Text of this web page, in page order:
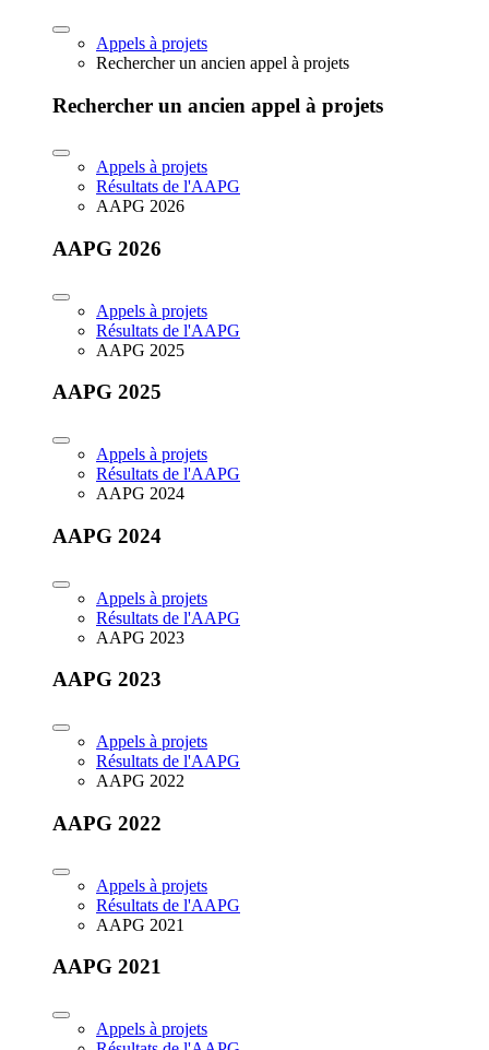
Appels à projets
Rechercher un ancien appel à projets
Rechercher un ancien appel à projets
Appels à projets
Résultats de l'AAPG
AAPG 2026
AAPG 2026
Appels à projets
Résultats de l'AAPG
AAPG 2025
AAPG 2025
Appels à projets
Résultats de l'AAPG
AAPG 2024
AAPG 2024
Appels à projets
Résultats de l'AAPG
AAPG 2023
AAPG 2023
Appels à projets
Résultats de l'AAPG
AAPG 2022
AAPG 2022
Appels à projets
Résultats de l'AAPG
AAPG 2021
AAPG 2021
Appels à projets